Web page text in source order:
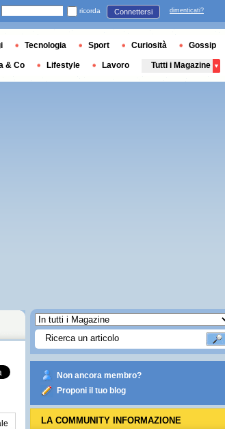
Non ancora membro?
Proponi il tuo blog
LA COMMUNITY INFORMAZIONE
ricorda Connettersi dimenticati?
Tecnologia Sport Curiosità Gossip
& Co Lifestyle Lavoro Tutti i Magazine